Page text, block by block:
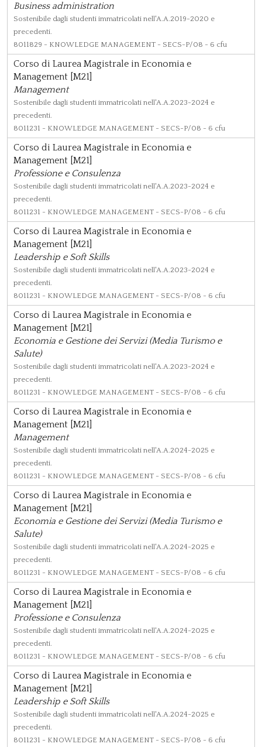
Business administration
Sostenibile dagli studenti immatricolati nell'A.A.2019-2020 e
precedenti.
8011829 - KNOWLEDGE MANAGEMENT - SECS-P/08 - 6 cfu
Corso di Laurea Magistrale in Economia e
Management [M21]
Management
Sostenibile dagli studenti immatricolati nell'A.A.2023-2024 e
precedenti.
8011231 - KNOWLEDGE MANAGEMENT - SECS-P/08 - 6 cfu
Corso di Laurea Magistrale in Economia e
Management [M21]
Professione e Consulenza
Sostenibile dagli studenti immatricolati nell'A.A.2023-2024 e
precedenti.
8011231 - KNOWLEDGE MANAGEMENT - SECS-P/08 - 6 cfu
Corso di Laurea Magistrale in Economia e
Management [M21]
Leadership e Soft Skills
Sostenibile dagli studenti immatricolati nell'A.A.2023-2024 e
precedenti.
8011231 - KNOWLEDGE MANAGEMENT - SECS-P/08 - 6 cfu
Corso di Laurea Magistrale in Economia e
Management [M21]
Economia e Gestione dei Servizi (Media Turismo e
Salute)
Sostenibile dagli studenti immatricolati nell'A.A.2023-2024 e
precedenti.
8011231 - KNOWLEDGE MANAGEMENT - SECS-P/08 - 6 cfu
Corso di Laurea Magistrale in Economia e
Management [M21]
Management
Sostenibile dagli studenti immatricolati nell'A.A.2024-2025 e
precedenti.
8011231 - KNOWLEDGE MANAGEMENT - SECS-P/08 - 6 cfu
Corso di Laurea Magistrale in Economia e
Management [M21]
Economia e Gestione dei Servizi (Media Turismo e
Salute)
Sostenibile dagli studenti immatricolati nell'A.A.2024-2025 e
precedenti.
8011231 - KNOWLEDGE MANAGEMENT - SECS-P/08 - 6 cfu
Corso di Laurea Magistrale in Economia e
Management [M21]
Professione e Consulenza
Sostenibile dagli studenti immatricolati nell'A.A.2024-2025 e
precedenti.
8011231 - KNOWLEDGE MANAGEMENT - SECS-P/08 - 6 cfu
Corso di Laurea Magistrale in Economia e
Management [M21]
Leadership e Soft Skills
Sostenibile dagli studenti immatricolati nell'A.A.2024-2025 e
precedenti.
8011231 - KNOWLEDGE MANAGEMENT - SECS-P/08 - 6 cfu